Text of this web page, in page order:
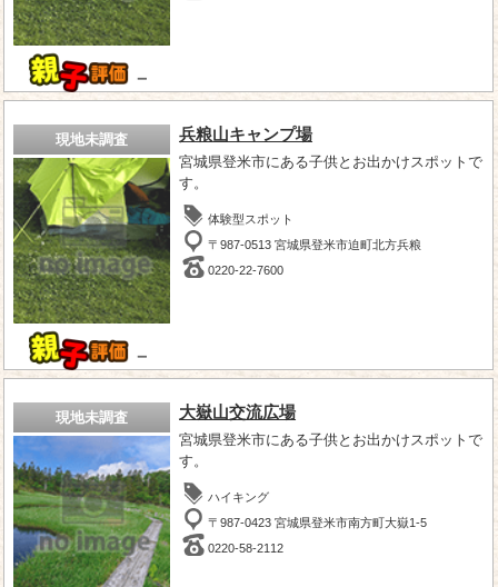
－
現地未調査
－
兵粮山キャンプ場
宮城県登米市にある子供とお出かけスポットで
す。
体験型スポット
〒987-0513 宮城県登米市迫町北方兵粮
0220-22-7600
現地未調査 大嶽山交流広場
宮城県登米市にある子供とお出かけスポットで
す。
ハイキング
〒987-0423 宮城県登米市南方町大嶽1-5
0220-58-2112